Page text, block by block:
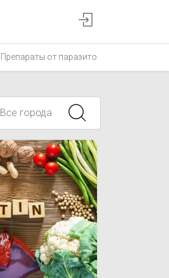
Препараты от паразитов
Все города